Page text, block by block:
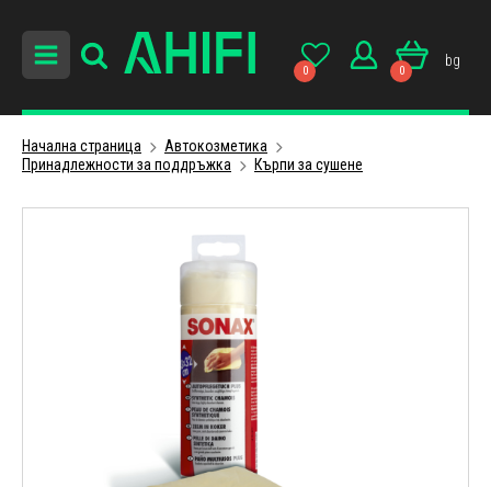
0 0
bg
Начална страница
Автокозметика
Принадлежности за поддръжка
Кърпи за сушене